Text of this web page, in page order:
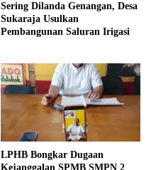
Sering Dilanda Genangan, Desa
Sukaraja Usulkan
Pembangunan Saluran Irigasi
LPHB Bongkar Dugaan
Kejanggalan SPMB SMPN 2